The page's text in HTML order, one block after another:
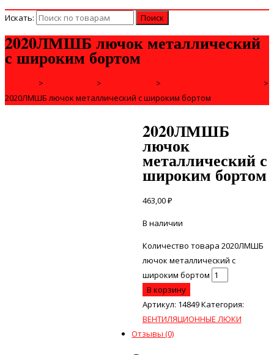
Искать:
2020ЛМШБ лючок металлический
с широким бортом
> > >
>
2020ЛМШБ лючок металлический с широким бортом
2020ЛМШБ
лючок
металлический с
широким бортом
463,00₽
В наличии
Количество товара 2020ЛМШБ
лючок металлический с
широким бортом
В корзину
Артикул: 14849Категория:
ВЕНТИЛЯЦИОННЫЕ ЛЮКИ
Отзывы (0)